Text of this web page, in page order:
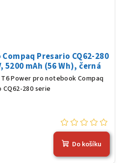
Presario CQ62-280
mAh (56 Wh), černá
Power pro notebook Compaq
CQ62-280 serie
Do košíku